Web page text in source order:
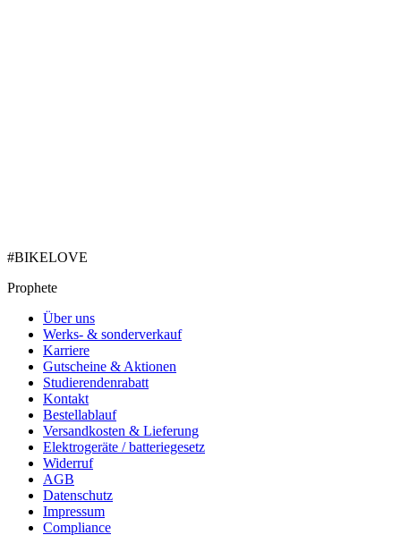
#BIKELOVE
Prophete
Über uns
Werks- & sonderverkauf
Karriere
Gutscheine & Aktionen
Studierendenrabatt
Kontakt
Bestellablauf
Versandkosten & Lieferung
Elektrogeräte / batteriegesetz
Widerruf
AGB
Datenschutz
Impressum
Compliance